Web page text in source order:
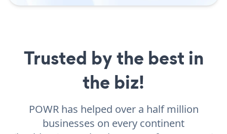
Trusted by the best in
the biz!
POWR has helped over a half million
businesses on every continent